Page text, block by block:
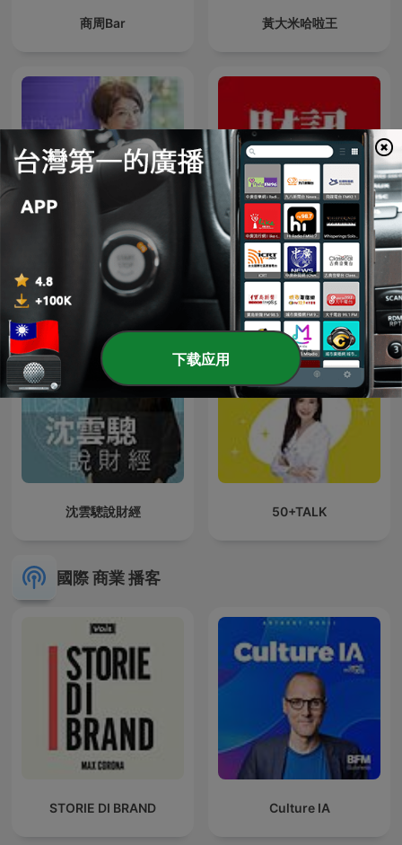
商周Bar 黃大米哈啦王
夏韻芬電台 財訊 《Wealth Magazine》
沈雲驄說財經 50+TALK
國際 商業 播客
STORIE DI BRAND Culture IA
下载应用